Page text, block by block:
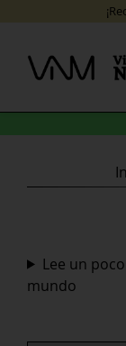
content
Lee un
mundo